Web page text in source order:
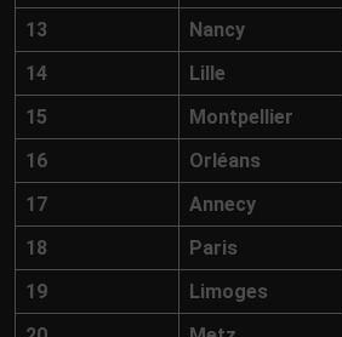
13
Nancy
14
Lille
15
Montpellier
16
Orléans
17
Annecy
18
Paris
19
Limoges